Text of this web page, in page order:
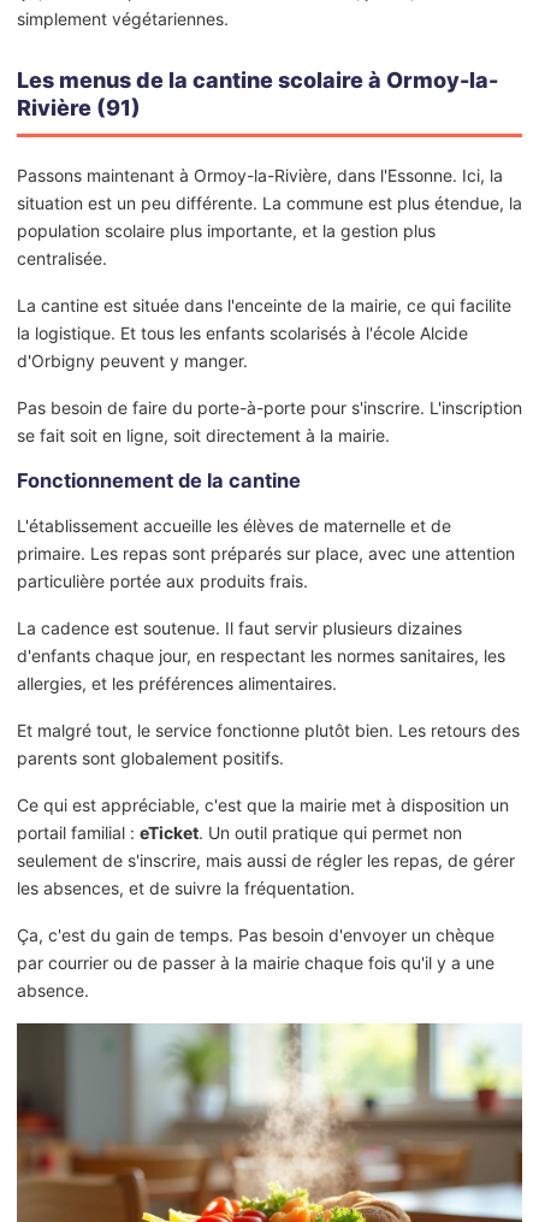
simplement végétariennes.
Les menus de la cantine scolaire à Ormoy-la-
Rivière (91)
Passons maintenant à Ormoy-la-Rivière, dans l'Essonne. Ici, la
situation est un peu différente. La commune est plus étendue, la
population scolaire plus importante, et la gestion plus
centralisée.
La cantine est située dans l'enceinte de la mairie, ce qui facilite
la logistique. Et tous les enfants scolarisés à l'école Alcide
d'Orbigny peuvent y manger.
Pas besoin de faire du porte-à-porte pour s'inscrire. L'inscription
se fait soit en ligne, soit directement à la mairie.
Fonctionnement de la cantine
L'établissement accueille les élèves de maternelle et de
primaire. Les repas sont préparés sur place, avec une attention
particulière portée aux produits frais.
La cadence est soutenue. Il faut servir plusieurs dizaines
d'enfants chaque jour, en respectant les normes sanitaires, les
allergies, et les préférences alimentaires.
Et malgré tout, le service fonctionne plutôt bien. Les retours des
parents sont globalement positifs.
Ce qui est appréciable, c'est que la mairie met à disposition un
portail familial : eTicket. Un outil pratique qui permet non
seulement de s'inscrire, mais aussi de régler les repas, de gérer
les absences, et de suivre la fréquentation.
Ça, c'est du gain de temps. Pas besoin d'envoyer un chèque
par courrier ou de passer à la mairie chaque fois qu'il y a une
absence.